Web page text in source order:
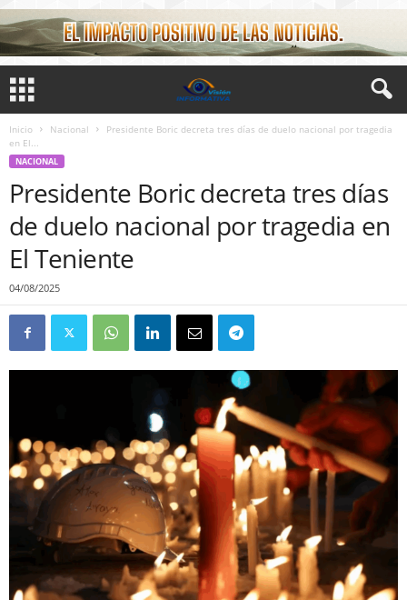
Inicio Nacional
Presidente Boric decreta tres días de duelo nacional por tragedia
en El...
NACIONAL
Presidente Boric decreta tres días
de duelo nacional por tragedia en
El Teniente
04/08/2025